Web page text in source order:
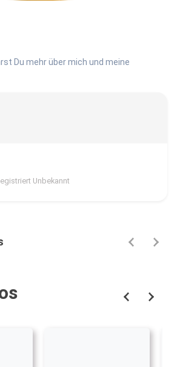
Du mehr über mich und meine
Unbekannt